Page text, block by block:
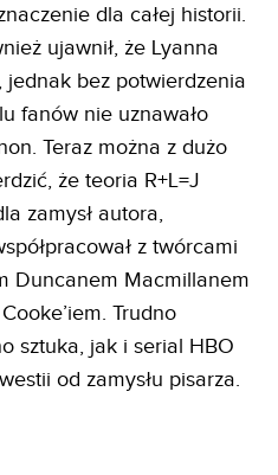
dla całej historii.
ujawnił, że Lyanna
jednak bez potwierdzenia
fanów nie uznawało
Teraz można z dużo
że teoria R+L=J
zamysł autora,
z twórcami
Duncanem Macmillanem
Trudno
sztuka, jak i serial HBO
od zamysłu pisarza.